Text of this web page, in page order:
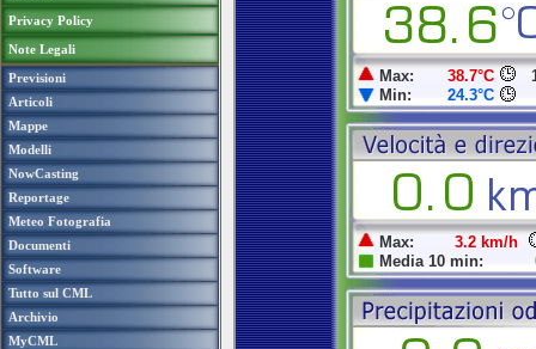
Privacy Policy
Note Legali
Previsioni
Articoli
Mappe
Modelli
NowCasting
Reportage
Meteo Fotografia
Documenti
Software
Tutto sul CML
Archivio
MyCML